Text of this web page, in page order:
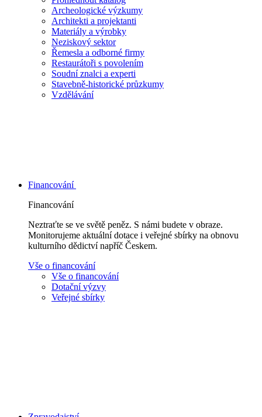
Archeologické výzkumy
Architekti a projektanti
Materiály a výrobky
Neziskový sektor
Řemesla a odborné firmy
Restaurátoři s povolením
Soudní znalci a experti
Stavebně-historické průzkumy
Vzdělávání
Financování
Financování
Neztraťte se ve světě peněz. S námi budete v obraze.
Monitorujeme aktuální dotace i veřejné sbírky na obnovu
kulturního dědictví napříč Českem.
Vše o financování
Vše o financování
Dotační výzvy
Veřejné sbírky